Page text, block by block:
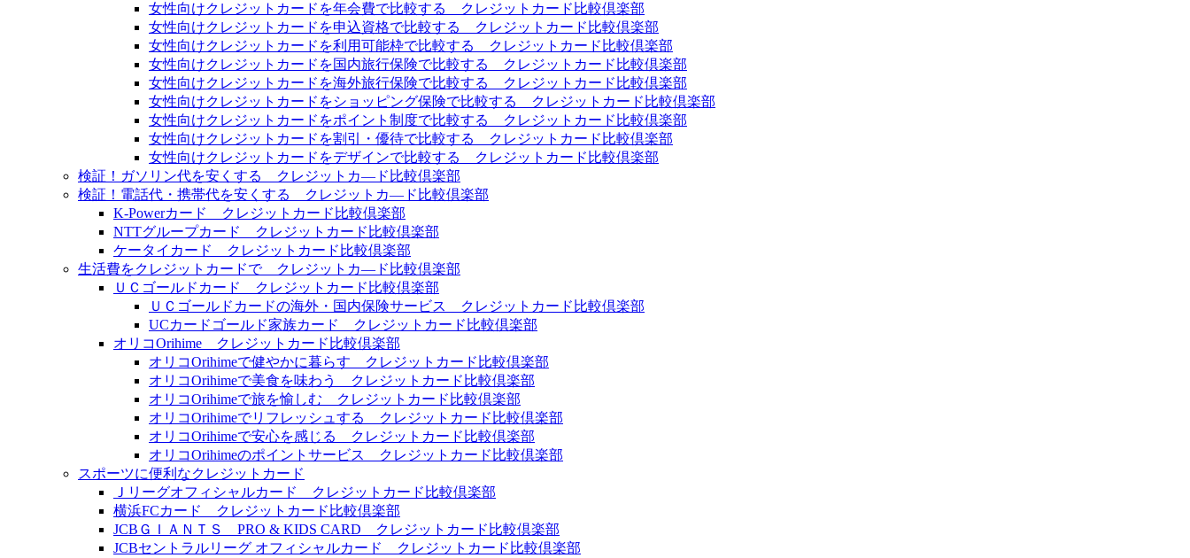
女性向けクレジットカードを年会費で比較する クレジットカード比較倶楽部
女性向けクレジットカードを申込資格で比較する クレジットカード比較倶楽部
女性向けクレジットカードを利用可能枠で比較する クレジットカード比較倶楽部
女性向けクレジットカードを国内旅行保険で比較する クレジットカード比較倶楽部
女性向けクレジットカードを海外旅行保険で比較する クレジットカード比較倶楽部
女性向けクレジットカードをショッピング保険で比較する クレジットカード比較倶楽部
女性向けクレジットカードをポイント制度で比較する クレジットカード比較倶楽部
女性向けクレジットカードを割引・優待で比較する クレジットカード比較倶楽部
女性向けクレジットカードをデザインで比較する クレジットカード比較倶楽部
検証！ガソリン代を安くする クレジットカ―ド比較倶楽部
検証！電話代・携帯代を安くする クレジットカ―ド比較倶楽部
K-Powerカード クレジットカード比較倶楽部
NTTグループカード クレジットカード比較倶楽部
ケータイカード クレジットカード比較倶楽部
生活費をクレジットカードで クレジットカ―ド比較倶楽部
ＵＣゴールドカード クレジットカード比較倶楽部
ＵＣゴールドカードの海外・国内保険サービス クレジットカード比較倶楽部
UCカードゴールド家族カード クレジットカード比較倶楽部
オリコOrihime クレジットカード比較倶楽部
オリコOrihimeで健やかに暮らす クレジットカード比較倶楽部
オリコOrihimeで美食を味わう クレジットカード比較倶楽部
オリコOrihimeで旅を愉しむ クレジットカード比較倶楽部
オリコOrihimeでリフレッシュする クレジットカード比較倶楽部
オリコOrihimeで安心を感じる クレジットカード比較倶楽部
オリコOrihimeのポイントサービス クレジットカード比較倶楽部
スポーツに便利なクレジットカード
Ｊリーグオフィシャルカード クレジットカード比較倶楽部
横浜FCカード クレジットカード比較倶楽部
JCBＧＩＡＮＴＳ PRO & KIDS CARD クレジットカード比較倶楽部
JCBセントラルリーグ オフィシャルカード クレジットカード比較倶楽部